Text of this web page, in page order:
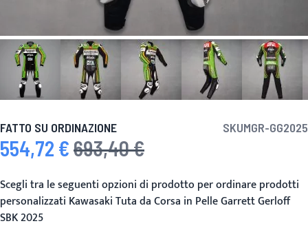
FATTO SU ORDINAZIONE SKUMGR-GG2025
Prezzo speciale
554,72 € Prezzo predefinito
693,40 €
Scegli tra le seguenti opzioni di prodotto per ordinare prodotti
personalizzati Kawasaki Tuta da Corsa in Pelle Garrett Gerloff
SBK 2025